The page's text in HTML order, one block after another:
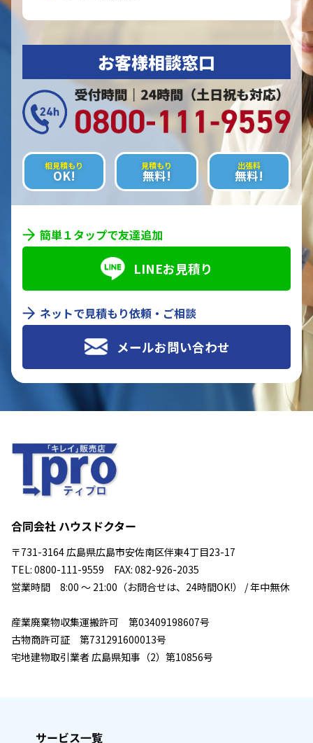
お客様相談窓口
相見積もり
OK!
見積もり
無料!
出張料
無料!
簡単１タップで友達追加
LINEお見積り
ネットで見積もり依頼・ご相談
メールお問い合わせ
合同会社 ハウスドクター
〒731-3164 広島県広島市安佐南区伴東4丁目23-17
TEL: 0800-111-9559 FAX: 082-926-2035
営業時間 8:00 ～ 21:00（お問合せは、24時間OK!） / 年中無休
産業廃棄物収集運搬許可 第03409198607号
古物商許可証 第731291600013号
宅地建物取引業者 広島県知事（2）第10856号
サービス一覧